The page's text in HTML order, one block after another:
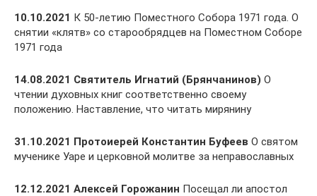
10.10.2021 К 50-летию Поместного Собора 1971 года. О
снятии «клятв» со старообрядцев на Поместном Соборе
1971 года
14.08.2021 Святитель Игнатий (Брянчанинов) О
чтении духовных книг соответственно своему
положению. Наставление, что читать мирянину
31.10.2021 Протоиерей Константин Буфеев О святом
мученике Уаре и церковной молитве за неправославных
12.12.2021 Алексей Горожанин Посещал ли апостол